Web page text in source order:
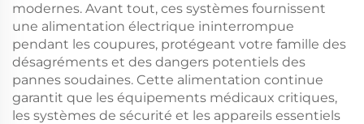
modernes. Avant tout, ces systèmes fournissent
une alimentation électrique ininterrompue
pendant les coupures, protégeant votre famille des
désagréments et des dangers potentiels des
pannes soudaines. Cette alimentation continue
garantit que les équipements médicaux critiques,
les systèmes de sécurité et les appareils essentiels